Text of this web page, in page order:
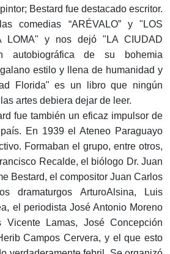
Bestard fue destacado escritor.
comedias “ARÉVALO” y "LOS
LOMA" y nos dejó "LA CIUDAD
autobiográfica de su bohemia
estilo y llena de humanidad y
Florida" es un libro que ningún
artes debiera dejar de leer.
fue también un eficaz impulsor de
En 1939 el Ateneo Paraguayo
Formaban el grupo, entre otros,
Recalde, el biólogo Dr. Juan
Bestard, el compositor Juan Carlos
dramaturgos ArturoAlsina, Luis
el periodista José Antonio Moreno
Vicente Lamas, José Concepción
Campos Cervera, y el que esto